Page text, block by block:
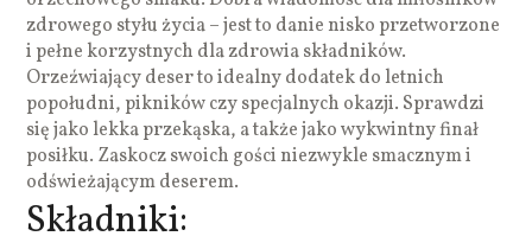
zdrowego styłu życia – jest to danie nisko przetworzone
i pełne korzystnych dla zdrowia składników.
Orzeźwiający deser to idealny dodatek do letnich
popołudni, pikników czy specjalnych okazji. Sprawdzi
się jako lekka przekąska, a także jako wykwintny finał
posiłku. Zaskocz swoich gości niezwykle smacznym i
odświeżającym deserem.
Składniki: